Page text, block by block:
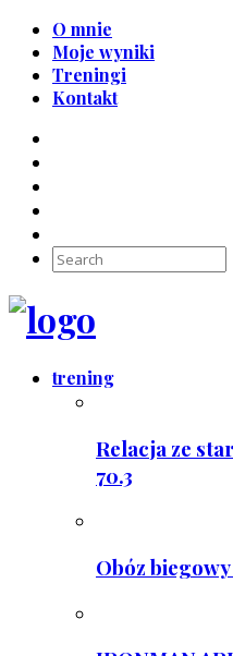
O mnie
Moje wyniki
Treningi
Kontakt
trening
Relacja ze
70.3
Obóz biegowy